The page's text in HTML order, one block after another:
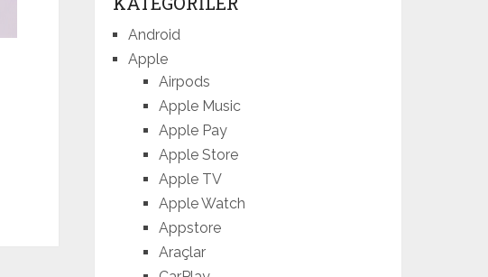
Android
Apple
Airpods
Apple Music
Apple Pay
Apple Store
Apple TV
Apple Watch
Appstore
Araçlar